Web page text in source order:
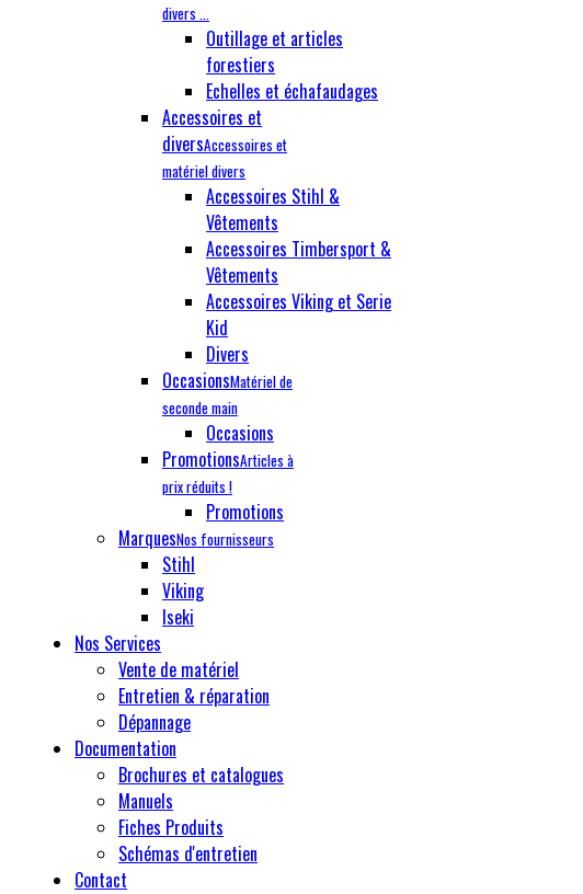
divers ...
Outillage et articles
forestiers
Echelles et échafaudages
Accessoires et
diversAccessoires et
matériel divers
Accessoires Stihl &
Vêtements
Accessoires Timbersport &
Vêtements
Accessoires Viking et Serie
Kid
Divers
OccasionsMatériel de
seconde main
Occasions
PromotionsArticles à
prix réduits !
Promotions
MarquesNos fournisseurs
Stihl
Viking
Iseki
Nos Services
Vente de matériel
Entretien & réparation
Dépannage
Documentation
Brochures et catalogues
Manuels
Fiches Produits
Schémas d'entretien
Contact